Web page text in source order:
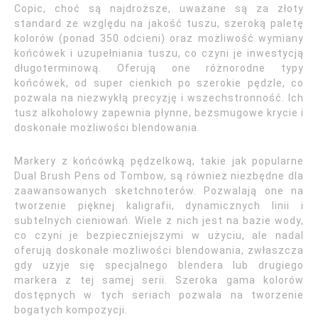
Copic, choć są najdroższe, uważane są za złoty
standard ze względu na jakość tuszu, szeroką paletę
kolorów (ponad 350 odcieni) oraz możliwość wymiany
końcówek i uzupełniania tuszu, co czyni je inwestycją
długoterminową. Oferują one różnorodne typy
końcówek, od super cienkich po szerokie pędzle, co
pozwala na niezwykłą precyzję i wszechstronność. Ich
tusz alkoholowy zapewnia płynne, bezsmugowe krycie i
doskonałe możliwości blendowania.
Markery z końcówką pędzelkową, takie jak popularne
Dual Brush Pens od Tombow, są również niezbędne dla
zaawansowanych sketchnoterów. Pozwalają one na
tworzenie pięknej kaligrafii, dynamicznych linii i
subtelnych cieniowań. Wiele z nich jest na bazie wody,
co czyni je bezpieczniejszymi w użyciu, ale nadal
oferują doskonałe możliwości blendowania, zwłaszcza
gdy użyje się specjalnego blendera lub drugiego
markera z tej samej serii. Szeroka gama kolorów
dostępnych w tych seriach pozwala na tworzenie
bogatych kompozycji.